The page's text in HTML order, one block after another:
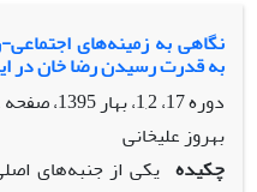
نگاهی به زمینه‌های
به قدرت رسیدن رضا خان در
دوره 17، 1,2، بهار 1395، صفحه
بهروز علیخانی
چکیده یکی از جنبه‌های